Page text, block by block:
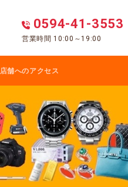
0594-41-3553
営業時間 10:00～19:00
店舗へのアクセス